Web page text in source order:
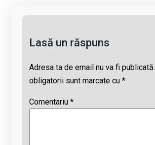
Lasă un răspuns
Adresa ta de email nu va fi publicată.
obligatorii sunt marcate cu *
Comentariu *